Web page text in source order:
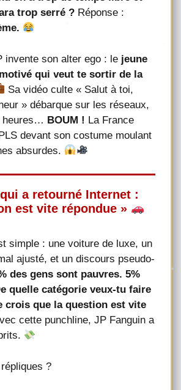
trop serré ? Réponse :
invente son alter ego : le jeune
qui veut te sortir de la
Sa vidéo culte « Salut à toi,
» débarque sur les réseaux,
heures… BOUM ! La France
devant son costume moulant
absurdes.
a retourné Internet :
est vite répondue »
simple : une voiture de luxe, un
ajusté, et un discours pseudo-
des gens sont pauvres. 5%
quelle catégorie veux-tu faire
crois que la question est vite
cette punchline, JP Fanguin a
?